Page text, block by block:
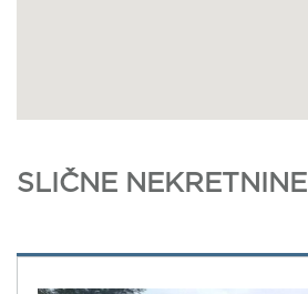
SLIČNE NEKRETNINE